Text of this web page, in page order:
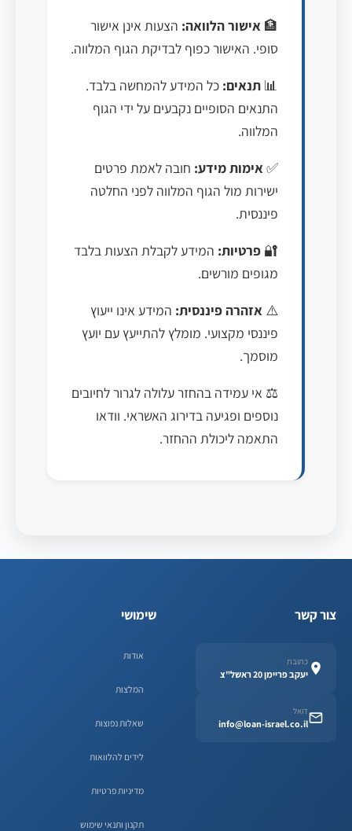
🏦 אישור הלוואה: הצעות אינן אישור
סופי. האישור כפוף לבדיקת הגוף המלווה.
📊 תנאים: כל המידע להמחשה בלבד.
התנאים הסופיים נקבעים על ידי הגוף
המלווה.
✅ אימות מידע: חובה לאמת פרטים
ישירות מול הגוף המלווה לפני החלטה
פיננסית.
🔐 פרטיות: המידע לקבלת הצעות בלבד
מגופים מורשים.
⚠️ אזהרה פיננסית: המידע אינו ייעוץ
פיננסי מקצועי. מומלץ להתייעץ עם יועץ
מוסמך.
⚖️ אי עמידה בהחזר עלולה לגרור לחיובים
נוספים ופגיעה בדירוג האשראי. וודאו
התאמה ליכולת ההחזר.
צור קשר
כתובת
יעקב פריימן 20 ראשל"צ
דואל
info@loan-israel.co.il
שימושי
אודות
המלצות
שאלות נפוצות
לידים להלוואות
מדיניות פרטיות
תקנון ותנאי שימוש